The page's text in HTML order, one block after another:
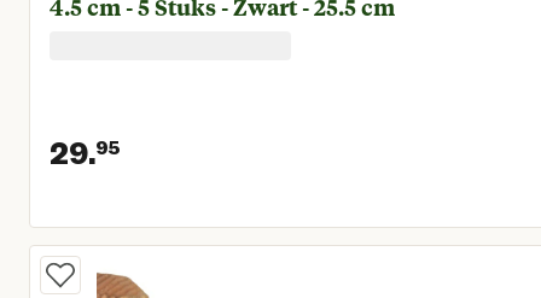
4.5 cm - 5 Stuks - Zwart - 25.5 cm
29.95
Huidige prijs € 29,95